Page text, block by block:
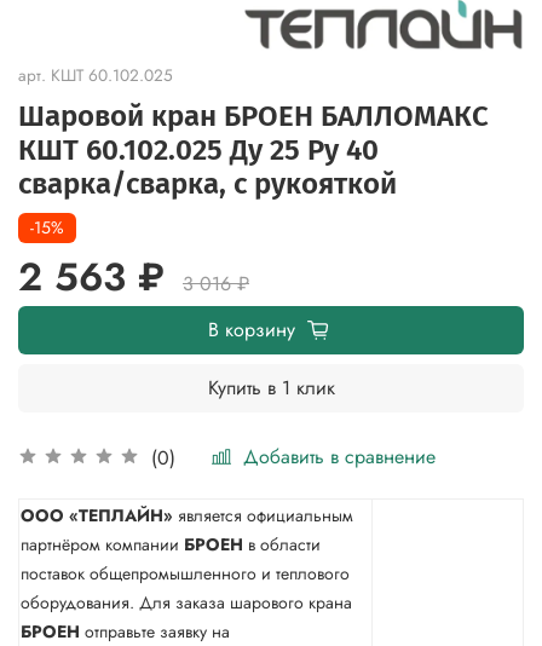
арт. КШТ 60.102.025
Шаровой кран БРОЕН БАЛЛОМАКС
КШТ 60.102.025 Ду 25 Ру 40
сварка/cварка, с рукояткой
(0) Добавить в сравнение
-15%
2 563 ₽
3 016 ₽
В корзину
Купить в 1 клик
ООО «ТЕПЛАЙН» является официальным
партнёром компании БРОЕН в области
поставок общепромышленного и теплового
оборудования. Для заказа шарового крана
БРОЕН отправьте заявку на